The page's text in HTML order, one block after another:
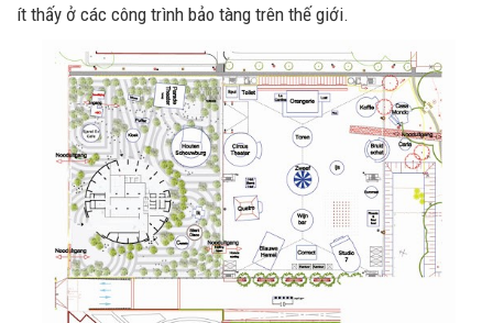
ít thấy ở các công trình bảo tàng trên thế giới.